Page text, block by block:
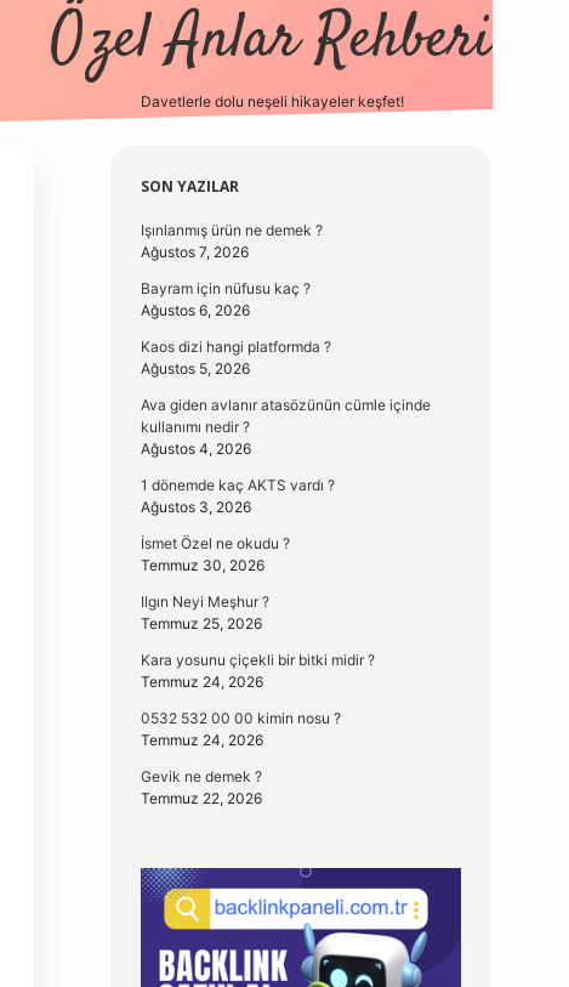
Özel Anlar Rehberi
Davetlerle dolu neşeli hikayeler keşfet!
Sidebar
SON YAZILAR
Işınlanmış ürün ne demek ?
Ağustos 7, 2026
Bayram için nüfusu kaç ?
Ağustos 6, 2026
Kaos dizi hangi platformda ?
Ağustos 5, 2026
Ava giden avlanır atasözünün cümle içinde
kullanımı nedir ?
Ağustos 4, 2026
1 dönemde kaç AKTS vardı ?
Ağustos 3, 2026
İsmet Özel ne okudu ?
Temmuz 30, 2026
Ilgın Neyi Meşhur ?
Temmuz 25, 2026
Kara yosunu çiçekli bir bitki midir ?
Temmuz 24, 2026
0532 532 00 00 kimin nosu ?
Temmuz 24, 2026
Gevik ne demek ?
Temmuz 22, 2026